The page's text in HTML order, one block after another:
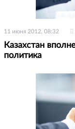
11 июня 2012, 08:32
Казахстан
политика